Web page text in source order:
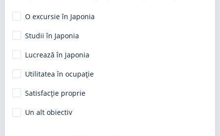
O excursie în Japonia
Studii în Japonia
Lucrează în Japonia
Utilitatea în ocupație
Satisfacție proprie
Un alt obiectiv